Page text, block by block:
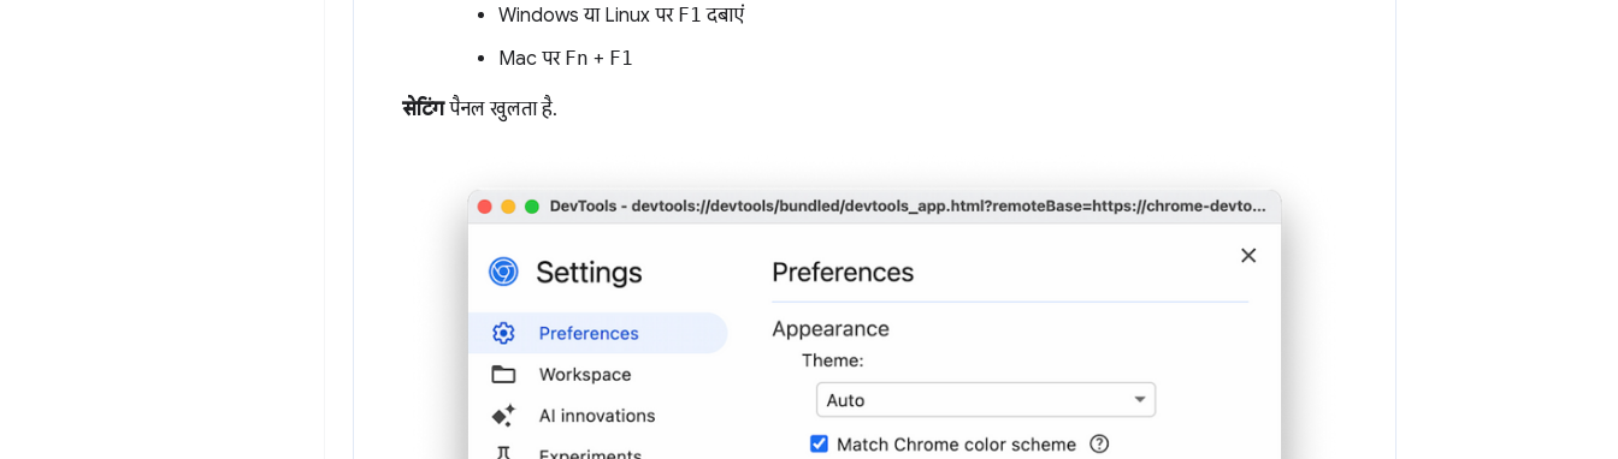
Windows या Linux पर F1 दबाएं
Mac पर Fn + F1
सेटिंगपैनल खुलता है.